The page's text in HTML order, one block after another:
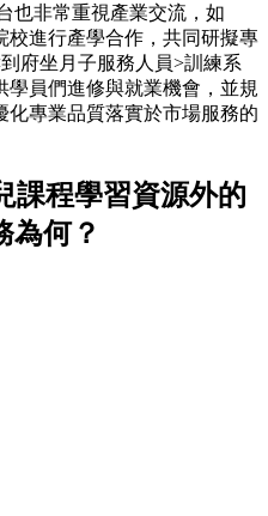
也非常重視產業交流，如
校進行產學合作，共同研擬專
府坐月子服務人員>訓練系
員們進修與就業機會，並規
專業品質落實於市場服務的
課程學習資源外的
為何？